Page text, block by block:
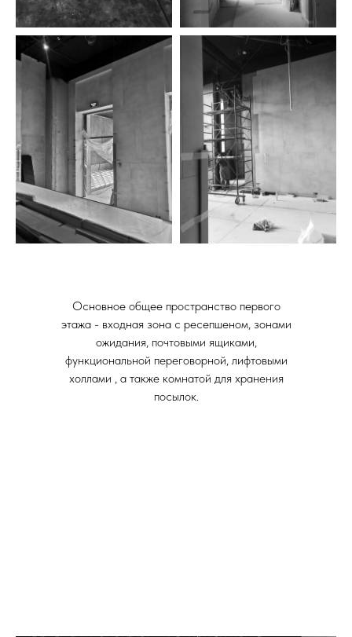
Основное общее пространство первого
этажа - входная зона с ресепшеном, зонами
ожидания, почтовыми ящиками,
функциональной переговорной, лифтовыми
холлами , а также комнатой для хранения
посылок.